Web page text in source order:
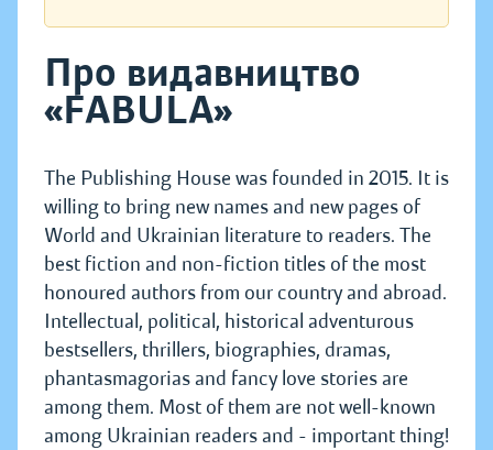
Про видавництво
«FABULA»
The Publishing House was founded in 2015. It is
willing to bring new names and new pages of
World and Ukrainian literature to readers. The
best fiction and non-fiction titles of the most
honoured authors from our country and abroad.
Intellectual, political, historical adventurous
bestsellers, thrillers, biographies, dramas,
phantasmagorias and fancy love stories are
among them. Most of them are not well-known
among Ukrainian readers and - important thing!